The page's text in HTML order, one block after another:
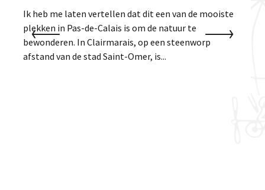
Ik heb me laten vertellen dat dit een van de mooiste
plekken in Pas-de-Calais is om de natuur te
bewonderen. In Clairmarais, op een steenworp
afstand van de stad Saint-Omer, is...